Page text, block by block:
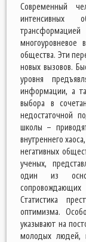
Современный
интенсивных
общества. Эти
новых вызовов.
уровня
информации, а
выбора в
недостаточной
школы –
внутреннего
негативных
ученых,
один из
сопровождающих
Статистика
оптимизма.
указывают на
молодых людей,